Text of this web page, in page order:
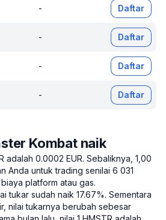
- Daftar
- Daftar
- Daftar
- Daftar
Kombat naik
adalah 0.0002 EUR. Sebaliknya, 1,00
Anda untuk trading senilai 6 031
platform atau gas.
tukar sudah naik 17.67%. Sementara
nilai tukarnya berubah sebesar